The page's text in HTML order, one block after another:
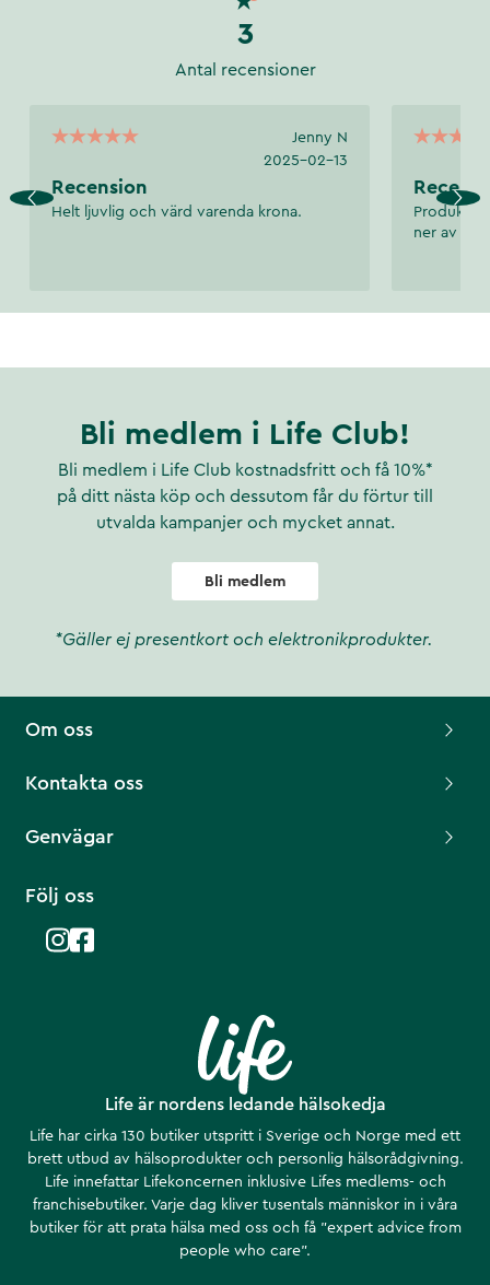
3
Antal recensioner
Jenny N
2025-02-13
Recension
Helt ljuvlig och värd varenda krona.
ner av
Bli medlem i Life Club!
Bli medlem i Life Club kostnadsfritt och få 10%*
på ditt nästa köp och dessutom får du förtur till
utvalda kampanjer och mycket annat.
Bli medlem
*Gäller ej presentkort och elektronikprodukter.
Life är nordens ledande hälsokedja
Life har cirka 130 butiker utspritt i Sverige och Norge med ett
brett utbud av hälsoprodukter och personlig hälsorådgivning.
Life innefattar Lifekoncernen inklusive Lifes medlems- och
franchisebutiker. Varje dag kliver tusentals människor in i våra
butiker för att prata hälsa med oss och få ”expert advice from
people who care”.
Om oss
Kontakta oss
Genvägar
Följ oss